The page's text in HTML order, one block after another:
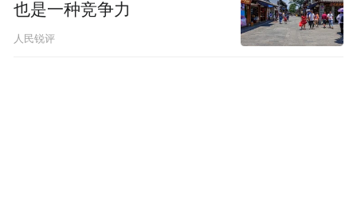
也是一种竞争力
人民锐评